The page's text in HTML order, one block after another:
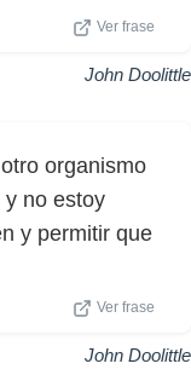
Ver frase
John Doolittle
organismo
no estoy
y permitir que
Ver frase
John Doolittle